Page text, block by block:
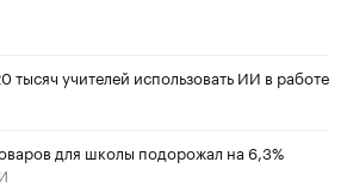
тысяч учителей использовать ИИ в работе
для школы подорожал на 6,3%